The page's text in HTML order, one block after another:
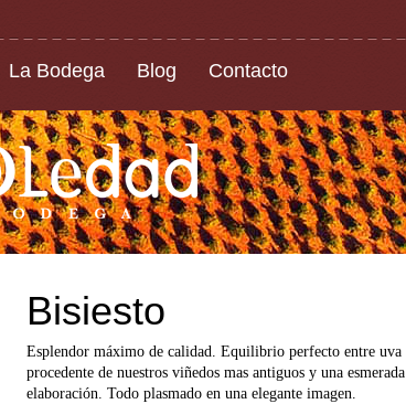
La Bodega Blog Contacto
Bisiesto
Esplendor máximo de calidad. Equilibrio perfecto entre uva
procedente de nuestros viñedos mas antiguos y una esmerada
elaboración. Todo plasmado en una elegante imagen.